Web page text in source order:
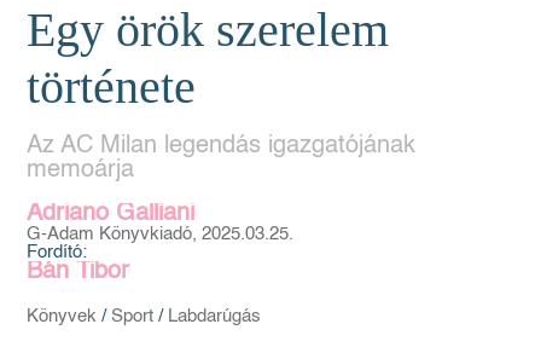
Egy örök szerelem
története
Az AC Milan legendás igazgatójának
memoárja
Adriano Galliani
G-Adam Könyvkiadó, 2025.03.25.
Fordító:
Bán Tibor
Könyvek / Sport / Labdarúgás